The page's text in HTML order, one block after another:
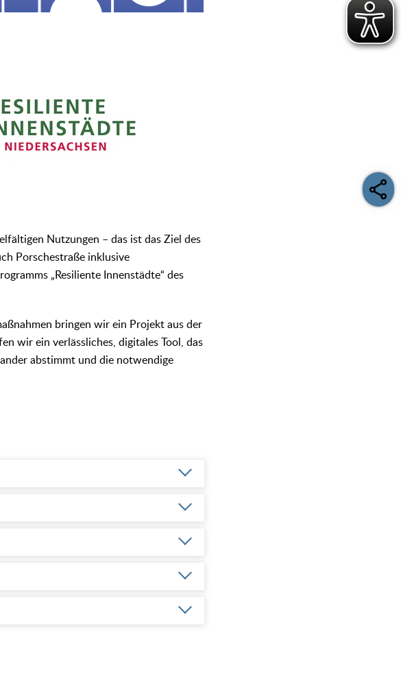
Nutzungen – das ist das Ziel des
Porschestraße inklusive
„Resiliente Innenstädte“ des
bringen wir ein Projekt aus der
wir ein verlässliches, digitales Tool, das
abstimmt und die notwendige